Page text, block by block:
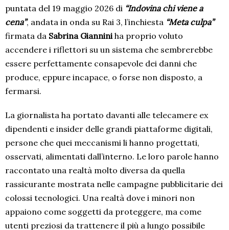
puntata del 19 maggio 2026 di “Indovina chi viene a
cena”, andata in onda su Rai 3, l’inchiesta “Meta culpa”
firmata da Sabrina Giannini ha proprio voluto
accendere i riflettori su un sistema che sembrerebbe
essere perfettamente consapevole dei danni che
produce, eppure incapace, o forse non disposto, a
fermarsi.
La giornalista ha portato davanti alle telecamere ex
dipendenti e insider delle grandi piattaforme digitali,
persone che quei meccanismi li hanno progettati,
osservati, alimentati dall’interno. Le loro parole hanno
raccontato una realtà molto diversa da quella
rassicurante mostrata nelle campagne pubblicitarie dei
colossi tecnologici. Una realtà dove i minori non
appaiono come soggetti da proteggere, ma come
utenti preziosi da trattenere il più a lungo possibile